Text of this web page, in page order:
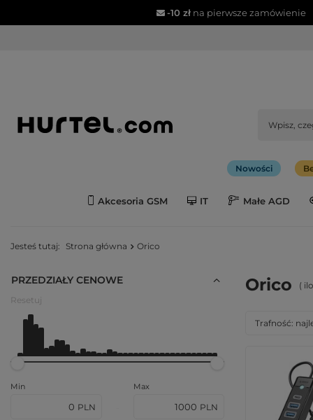
-10 złna pierwsze zamówienie
Nowości
Akcesoria GSM IT Małe AGD
Jesteś tutaj: Strona główna Orico
PRZEDZIAŁY CENOWE
Resetuj
0.00PLN - 10.00PLN
Min
PLN
Max
PLN
Orico (
Zmień
Trafność: